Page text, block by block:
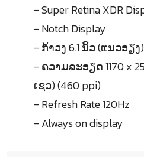
- Super Retina XDR
- Notch Display
- ກ້າວງ 6.1 ນິ້ວ (ແນວອຽງ)
- ຄວາມລະອຽດ 1170 x
ເຊວ) (460 ppi)
- Refresh Rate 120Hz
- Always on display